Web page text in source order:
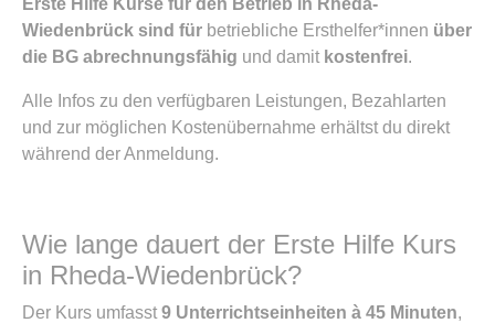
Erste Hilfe Kurse für den Betrieb in Rheda-
Wiedenbrück sind für betriebliche Ersthelfer*innen über
die BG abrechnungsfähig und damit kostenfrei.
Alle Infos zu den verfügbaren Leistungen, Bezahlarten
und zur möglichen Kostenübernahme erhältst du direkt
während der Anmeldung.
Wie lange dauert der Erste Hilfe Kurs
in Rheda-Wiedenbrück?
Der Kurs umfasst 9 Unterrichtseinheiten à 45 Minuten,